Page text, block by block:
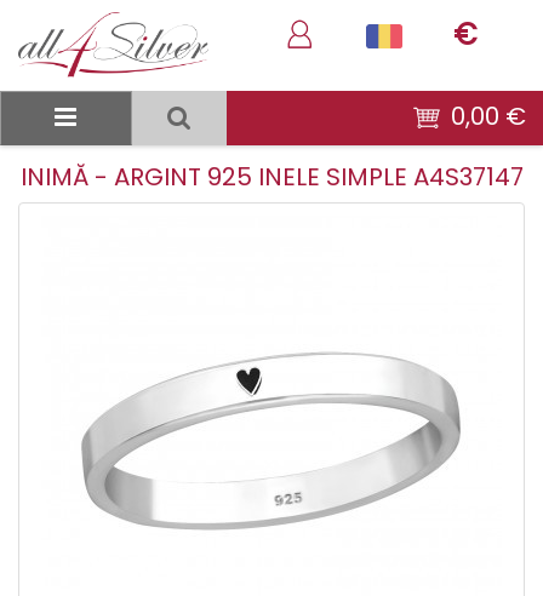
€
0,00 €
INIMĂ - ARGINT 925 INELE SIMPLE A4S37147